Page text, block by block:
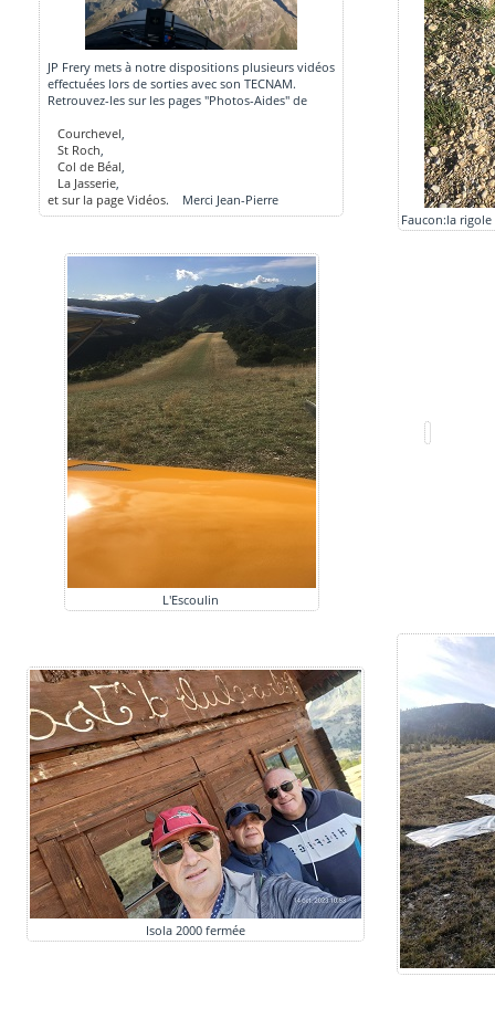
JP Frery mets à notre dispositions plusieurs vidéos
effectuées lors de sorties avec son TECNAM.
Retrouvez-les sur les pages "Photos-Aides" de
Courchevel,
St Roch,
Col de Béal,
La Jasserie,
et sur la page Vidéos. Merci Jean-Pierre
Faucon:la
L'Escoulin
Isola 2000 fermée